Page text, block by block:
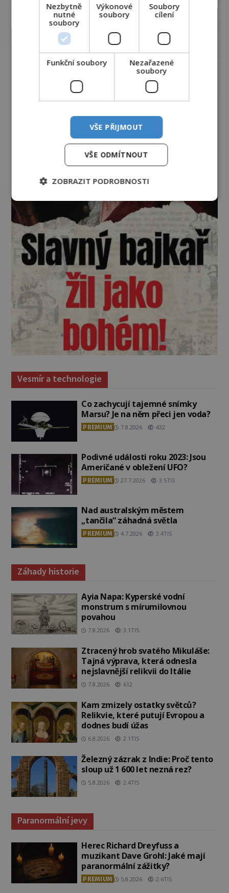
Vesmír a technologie
Co zachycují tajemné snímky
Marsu? Je na něm přeci jen voda?
PREMIUM 7.8.2026 432
Podivné události roku 2023: Jsou
Američané v obležení UFO?
PREMIUM 27.7.2026 3.5TIS
Nad australským městem
„tančila“ záhadná světla
PREMIUM 4.7.2026 3.4TIS
Záhady historie
Ayia Napa: Kyperské vodní
monstrum s mírumilovnou
povahou
7.8.2026 3.1TIS
Ztracený hrob svatého Mikuláše:
Tajná výprava, která odnesla
nejslavnější relikvii do Itálie
7.8.2026 612
Kam zmizely ostatky světců?
Relikvie, které putují Evropou a
dodnes budí úžas
6.8.2026 2.1TIS
Železný zázrak z Indie: Proč tento
sloup už 1 600 let nezná rez?
5.8.2026 2.4TIS
Paranormální jevy
Herec Richard Dreyfuss a
muzikant Dave Grohl: Jaké mají
paranormální zážitky?
PREMIUM 5.8.2026 2.6TIS
Nezbytně
nutné
soubory
Výkonové
soubory
Soubory
cílení
Funkční soubory
Nezařazené
soubory
VŠE PŘIJMOUT
VŠE ODMÍTNOUT
ZOBRAZIT PODROBNOSTI